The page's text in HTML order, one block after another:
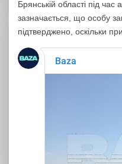
Брянській області під
зазначається, що особу
підтверджено, оскільки